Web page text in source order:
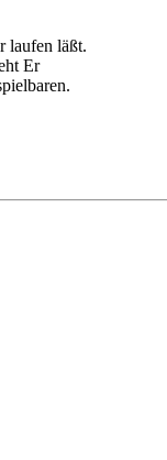
laufen läßt.
Er